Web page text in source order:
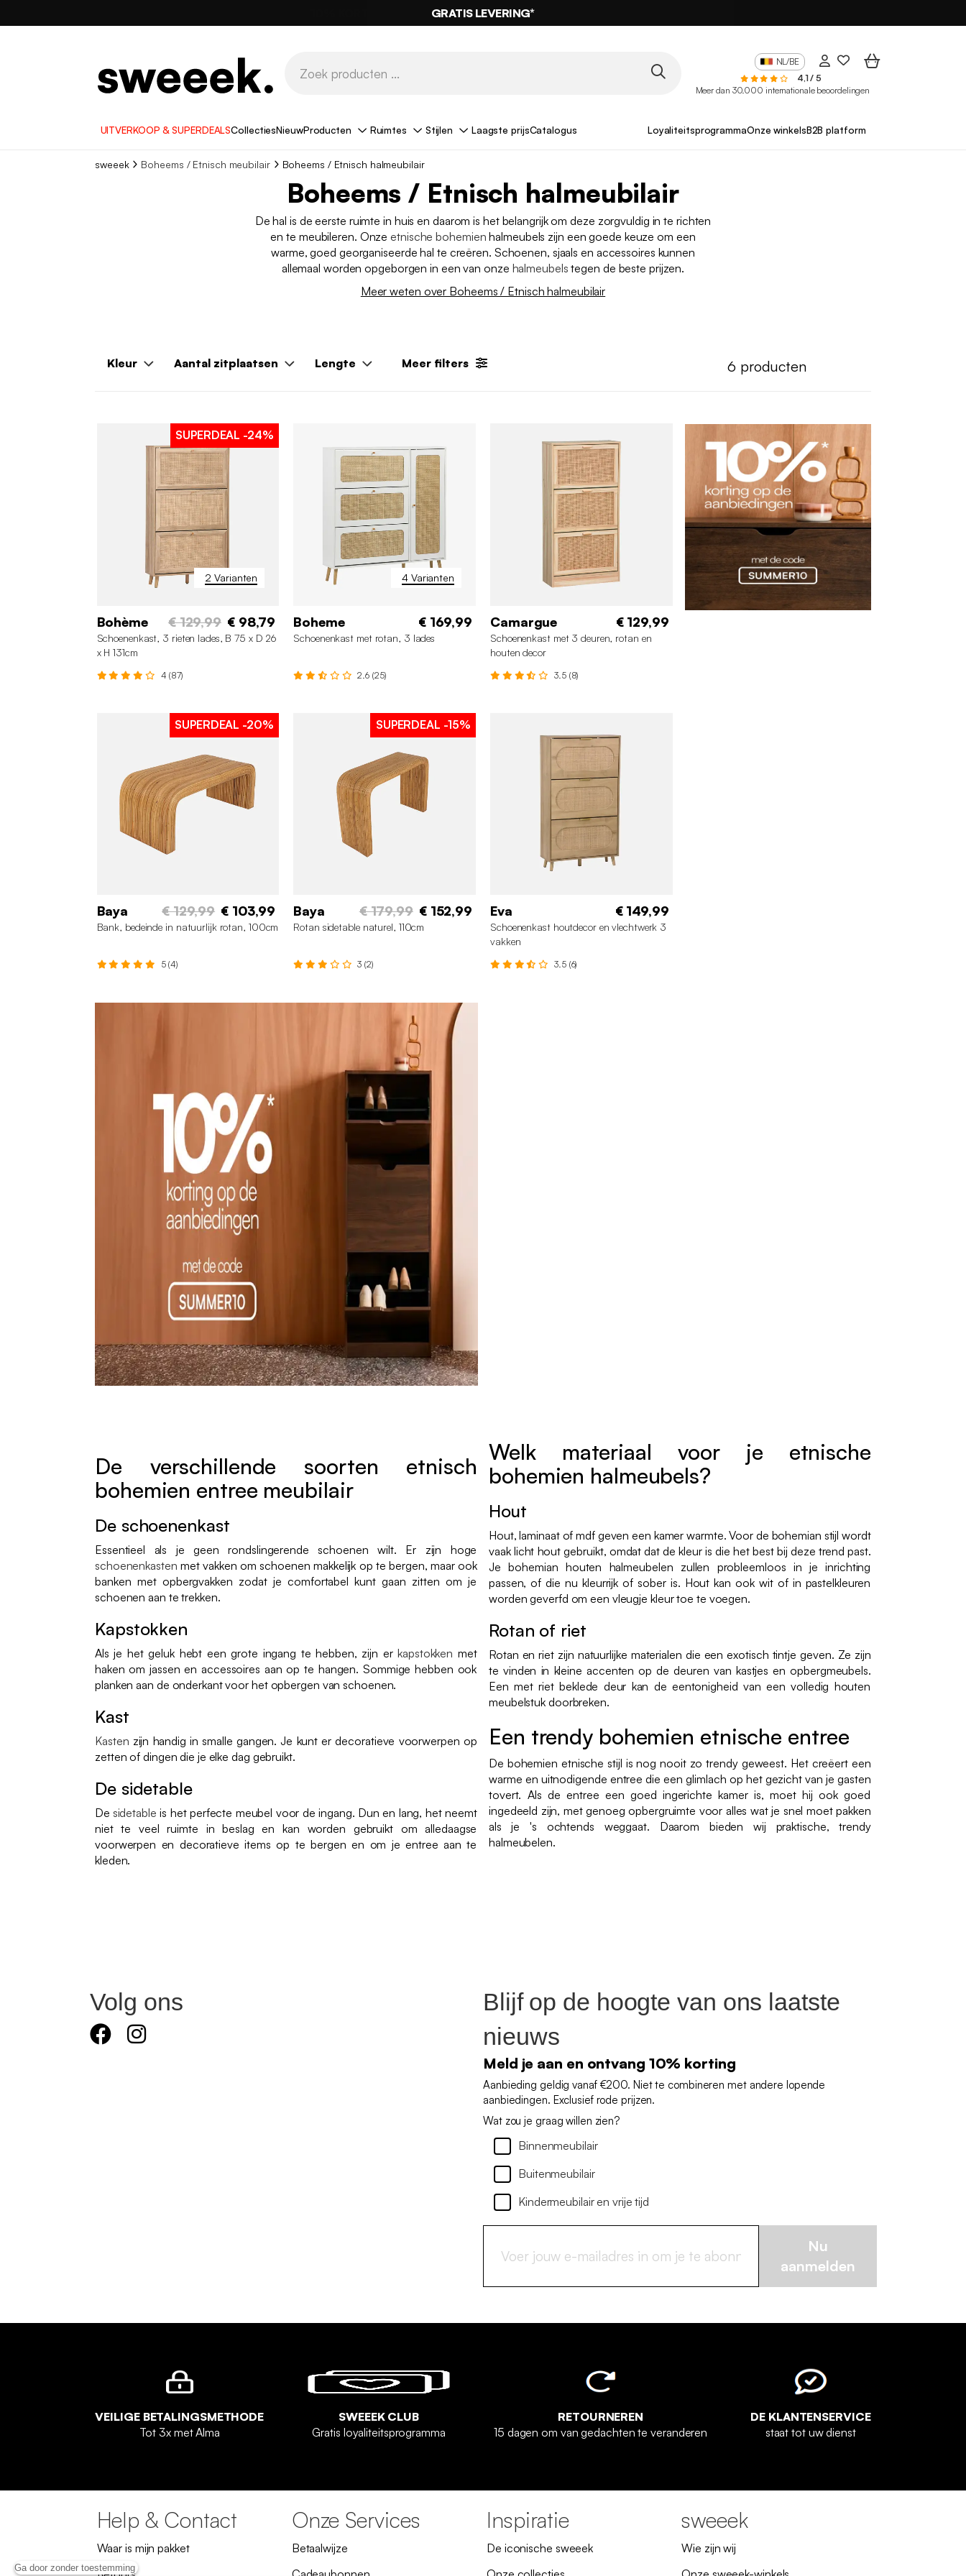
Ga door zonder toestemming
GRATIS LEVERING*
NL/BE
4,1 / 5
Meer dan 30.000 internationale beoordelingen
UITVERKOOP & SUPERDEALSCollectiesNieuwProducten Ruimtes Stijlen Laagste prijsCatalogus LoyaliteitsprogrammaOnze winkelsB2B platform
sweeek Boheems / Etnisch meubilair Boheems / Etnisch halmeubilair
Boheems / Etnisch halmeubilair
De hal is de eerste ruimte in huis en daarom is het belangrijk om deze zorgvuldig in te richten
en te meubileren. Onzeetnische bohemien halmeubels zijn een goede keuze om een
warme, goed georganiseerde hal te creëren. Schoenen, sjaals en accessoires kunnen
allemaal worden opgeborgen in een van onze halmeubels tegen de beste prijzen.
Meer weten over Boheems / Etnisch halmeubilair
Kleur Aantal zitplaatsen Lengte Meer filters 6 producten
2 Varianten
SUPERDEAL -24%
Bohème € 129,99 € 98,79
Schoenenkast, 3 rieten lades, B 75 x D 26
x H 131cm
4 (87)
4 Varianten
Boheme € 169,99
Schoenenkast met rotan, 3 lades
2.6 (25)
Camargue € 129,99
Schoenenkast met 3 deuren, rotan en
houten decor
3.5 (8)
SUPERDEAL -20%
Baya € 129,99 € 103,99
Bank, bedeinde in natuurlijk rotan, 100cm
5 (4)
SUPERDEAL -15%
Baya € 179,99 € 152,99
Rotan sidetable naturel, 110cm
3 (2)
Eva € 149,99
Schoenenkast houtdecor en vlechtwerk 3
vakken
3.5 (6)
De verschillende soorten etnisch
bohemien entree meubilair
De schoenenkast
Essentieel als je geen rondslingerende schoenen wilt. Er zijn hoge
schoenenkasten met vakken om schoenen makkelijk op te bergen, maar ook
banken met opbergvakken zodat je comfortabel kunt gaan zitten om je
schoenen aan te trekken.
Kapstokken
Als je het geluk hebt een grote ingang te hebben, zijn erkapstokken met
haken om jassen en accessoires aan op te hangen. Sommige hebben ook
planken aan de onderkant voor het opbergen van schoenen.
Kast
Kasten zijn handig in smalle gangen. Je kunt er decoratieve voorwerpen op
zetten of dingen die je elke dag gebruikt.
De sidetable
De sidetable is het perfecte meubel voor de ingang. Dun en lang, het neemt
niet te veel ruimte in beslag en kan worden gebruikt om alledaagse
voorwerpen en decoratieve items op te bergen en om je entree aan te
kleden.
Welk materiaal voor je etnische
bohemien halmeubels?
Hout
Hout, laminaat of mdf geven een kamer warmte. Voor de bohemian stijl wordt
vaak licht hout gebruikt, omdat dat de kleur is die het best bij deze trend past.
Je bohemian houten halmeubelen zullen probleemloos in je inrichting
passen, of die nu kleurrijk of sober is. Hout kan ook wit of in pastelkleuren
worden geverfd om een vleugje kleur toe te voegen.
Rotan of riet
Rotan en riet zijn natuurlijke materialen die een exotisch tintje geven. Ze zijn
te vinden in kleine accenten op de deuren van kastjes en opbergmeubels.
Een met riet beklede deur kan de eentonigheid van een volledig houten
meubelstuk doorbreken.
Een trendy bohemien etnische entree
De bohemien etnische stijl is nog nooit zo trendy geweest. Het creëert een
warme en uitnodigende entree die een glimlach op het gezicht van je gasten
tovert. Als de entree een goed ingerichte kamer is, moet hij ook goed
ingedeeld zijn, met genoeg opbergruimte voor alles wat je snel moet pakken
als je 's ochtends weggaat. Daarom bieden wij praktische, trendy
halmeubelen.
Volg ons
Blijf op de hoogte van ons laatste
nieuws
Meld je aan en ontvang 10% korting
Aanbieding geldig vanaf €200. Niet te combineren met andere lopende
aanbiedingen. Exclusief rode prijzen.
Wat zou je graag willen zien?
Binnenmeubilair
Buitenmeubilair
Kindermeubilair en vrije tijd
Nu
aanmelden
VEILIGE BETALINGSMETHODE
Tot 3x met Alma
SWEEEK CLUB
Gratis loyaliteitsprogramma
RETOURNEREN
15 dagen om van gedachten te veranderen
DE KLANTENSERVICE
staat tot uw dienst
Help & Contact
Waar is mijn pakket
Onze Services
Betaalwijze
Inspiratie
De iconische sweeek
sweeek
Wie zijn wij